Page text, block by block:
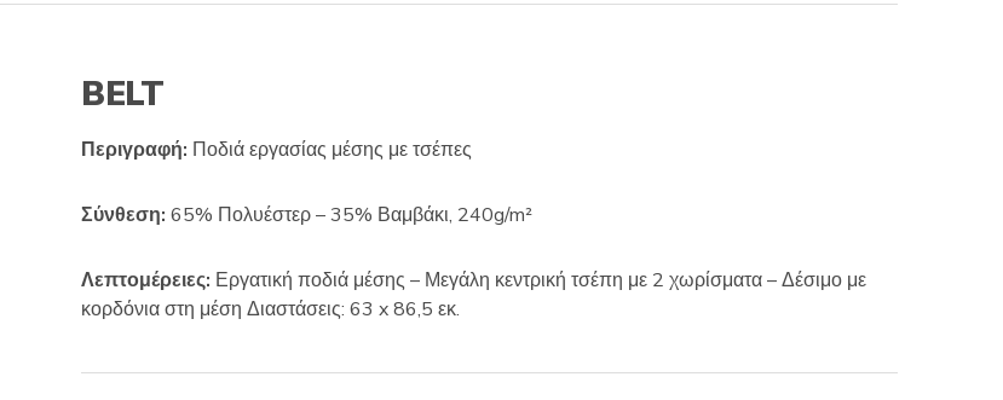
BELT
Περιγραφή: Ποδιά εργασίας μέσης με τσέπες
Σύνθεση: 65% Πολυέστερ – 35% Βαμβάκι, 240g/m²
Λεπτομέρειες: Εργατική ποδιά μέσης – Μεγάλη κεντρική τσέπη με 2 χωρίσματα – Δέσιμο με
κορδόνια στη μέση Διαστάσεις: 63 x 86,5 εκ.